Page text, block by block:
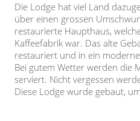
Die Lodge hat viel Land
über einen grossen
restaurierte Haupthaus,
Kaffeefabrik war. Das alte
restauriert und in ein
Bei gutem Wetter werden die
serviert. Nicht vergessen
Diese Lodge wurde gebaut,